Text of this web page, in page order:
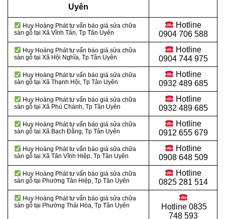
Uyên
Huy Hoàng Phát tư vấn báo giá sửa chữa
sàn gỗ tại Xã Vĩnh Tân, Tp Tân Uyên
Hotline
0904 706 588
Huy Hoàng Phát tư vấn báo giá sửa chữa
sàn gỗ tại Xã Hội Nghĩa, Tp Tân Uyên
Hotline
0904 744 975
Huy Hoàng Phát tư vấn báo giá sửa chữa
sàn gỗ tại Xã Thạnh Hội, Tp Tân Uyên
Hotline
0932 489 685
Huy Hoàng Phát tư vấn báo giá sửa chữa
sàn gỗ tại Xã Phú Chánh, Tp Tân Uyên
Hotline
0932 489 685
Huy Hoàng Phát tư vấn báo giá sửa chữa
sàn gỗ tại Xã Bạch Đằng, Tp Tân Uyên
Hotline
0912 655 679
Huy Hoàng Phát tư vấn báo giá sửa chữa
sàn gỗ tại Xã Tân Vĩnh Hiệp, Tp Tân Uyên
Hotline
0908 648 509
Huy Hoàng Phát tư vấn báo giá sửa chữa
sàn gỗ tại Phường Tân Hiệp, Tp Tân Uyên
Hotline
0825 281 514
Huy Hoàng Phát tư vấn báo giá sửa chữa
sàn gỗ tại Phường Thái Hòa, Tp Tân Uyên Hotline 0835
748 593